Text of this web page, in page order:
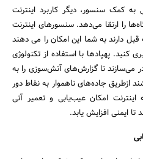
کمک سنسور، دیگر کاربرد اینترنت
را ارتقا می‌دهد. سنسورهای اینترنت
دارند به شما این امکان را می دهند
پهپادها با استفاده از تکنولوژی
می‌سازند تا گزارش‌های آتش‌سوزی را به
ازطریق جاده‌های ناهموار به نقاط دور
امکان عیب‌یابی و تعمیر آنی
ایمنی افزایش یابد.